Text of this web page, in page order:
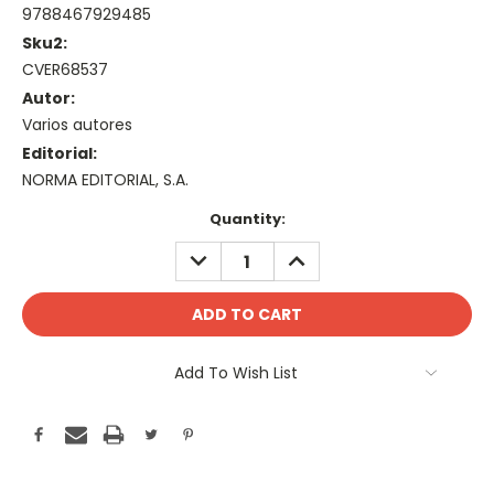
9788467929485
Sku2:
CVER68537
Autor:
Varios autores
Editorial:
NORMA EDITORIAL, S.A.
Quantity:
DECREASE
QUANTITY:
INCREASE
QUANTITY:
Add To Wish List